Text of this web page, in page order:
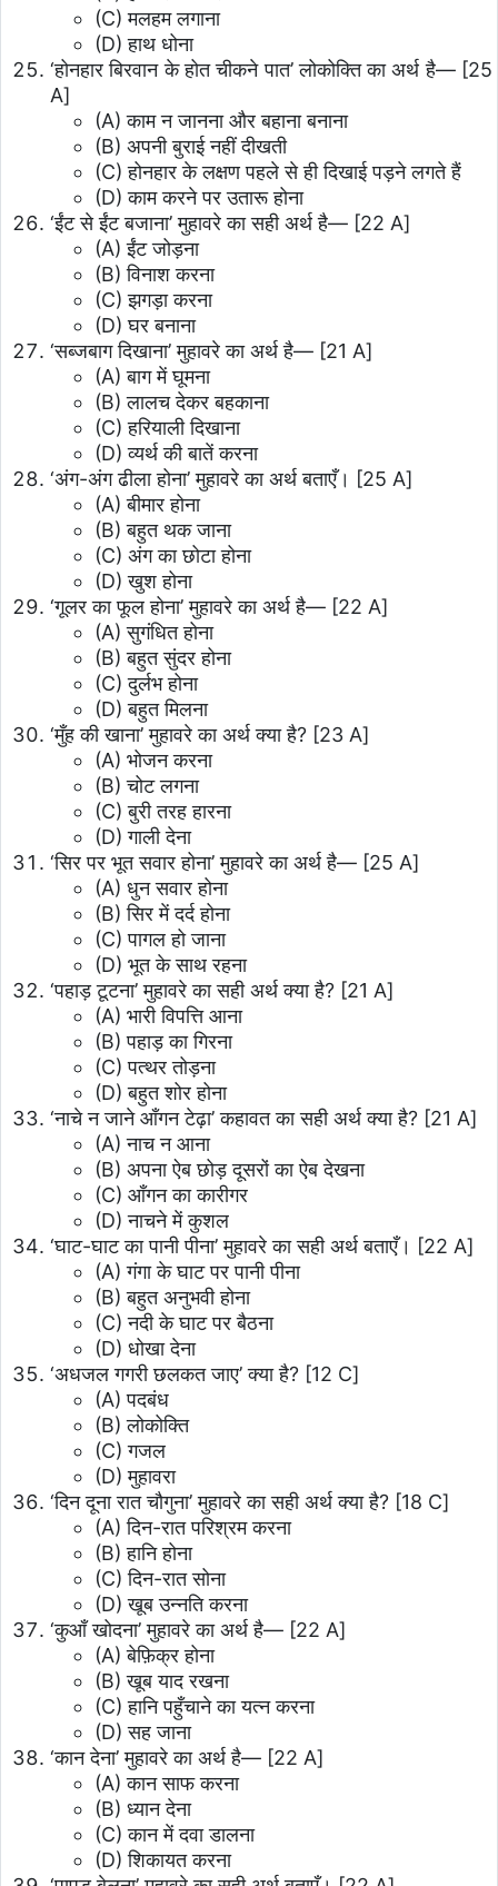
(C) मलहम लगाना
(D) हाथ धोना
‘होनहार बिरवान के होत चीकने पात’ लोकोक्ति का अर्थ है— [25
A]
(A) काम न जानना और बहाना बनाना
(B) अपनी बुराई नहीं दीखती
(C) होनहार के लक्षण पहले से ही दिखाई पड़ने लगते हैं
(D) काम करने पर उतारू होना
‘ईंट से ईंट बजाना’ मुहावरे का सही अर्थ है— [22 A]
(A) ईंट जोड़ना
(B) विनाश करना
(C) झगड़ा करना
(D) घर बनाना
‘सब्जबाग दिखाना’ मुहावरे का अर्थ है— [21 A]
(A) बाग में घूमना
(B) लालच देकर बहकाना
(C) हरियाली दिखाना
(D) व्यर्थ की बातें करना
‘अंग-अंग ढीला होना’ मुहावरे का अर्थ बताएँ। [25 A]
(A) बीमार होना
(B) बहुत थक जाना
(C) अंग का छोटा होना
(D) खुश होना
‘गूलर का फूल होना’ मुहावरे का अर्थ है— [22 A]
(A) सुगंधित होना
(B) बहुत सुंदर होना
(C) दुर्लभ होना
(D) बहुत मिलना
‘मुँह की खाना’ मुहावरे का अर्थ क्या है? [23 A]
(A) भोजन करना
(B) चोट लगना
(C) बुरी तरह हारना
(D) गाली देना
‘सिर पर भूत सवार होना’ मुहावरे का अर्थ है— [25 A]
(A) धुन सवार होना
(B) सिर में दर्द होना
(C) पागल हो जाना
(D) भूत के साथ रहना
‘पहाड़ टूटना’ मुहावरे का सही अर्थ क्या है? [21 A]
(A) भारी विपत्ति आना
(B) पहाड़ का गिरना
(C) पत्थर तोड़ना
(D) बहुत शोर होना
‘नाचे न जाने आँगन टेढ़ा’ कहावत का सही अर्थ क्या है? [21 A]
(A) नाच न आना
(B) अपना ऐब छोड़ दूसरों का ऐब देखना
(C) आँगन का कारीगर
(D) नाचने में कुशल
‘घाट-घाट का पानी पीना’ मुहावरे का सही अर्थ बताएँ। [22 A]
(A) गंगा के घाट पर पानी पीना
(B) बहुत अनुभवी होना
(C) नदी के घाट पर बैठना
(D) धोखा देना
‘अधजल गगरी छलकत जाए’ क्या है? [12 C]
(A) पदबंध
(B) लोकोक्ति
(C) गजल
(D) मुहावरा
‘दिन दूना रात चौगुना’ मुहावरे का सही अर्थ क्या है? [18 C]
(A) दिन-रात परिश्रम करना
(B) हानि होना
(C) दिन-रात सोना
(D) खूब उन्नति करना
‘कुआँ खोदना’ मुहावरे का अर्थ है— [22 A]
(A) बेफ़िक्र होना
(B) खूब याद रखना
(C) हानि पहुँचाने का यत्न करना
(D) सह जाना
‘कान देना’ मुहावरे का अर्थ है— [22 A]
(A) कान साफ करना
(B) ध्यान देना
(C) कान में दवा डालना
(D) शिकायत करना